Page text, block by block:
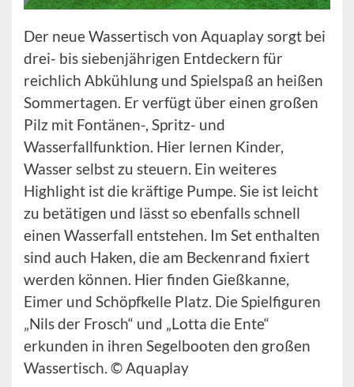
Der neue Wassertisch von Aquaplay sorgt bei
drei- bis siebenjährigen Entdeckern für
reichlich Abkühlung und Spielspaß an heißen
Sommertagen. Er verfügt über einen großen
Pilz mit Fontänen-, Spritz- und
Wasserfallfunktion. Hier lernen Kinder,
Wasser selbst zu steuern. Ein weiteres
Highlight ist die kräftige Pumpe. Sie ist leicht
zu betätigen und lässt so ebenfalls schnell
einen Wasserfall entstehen. Im Set enthalten
sind auch Haken, die am Beckenrand fixiert
werden können. Hier finden Gießkanne,
Eimer und Schöpfkelle Platz. Die Spielfiguren
„Nils der Frosch“ und „Lotta die Ente“
erkunden in ihren Segelbooten den großen
Wassertisch. © Aquaplay